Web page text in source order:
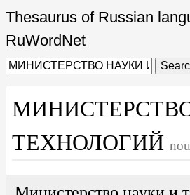
Thesaurus of Russian
RuWordNet
ТЕХНОЛОГИЙ